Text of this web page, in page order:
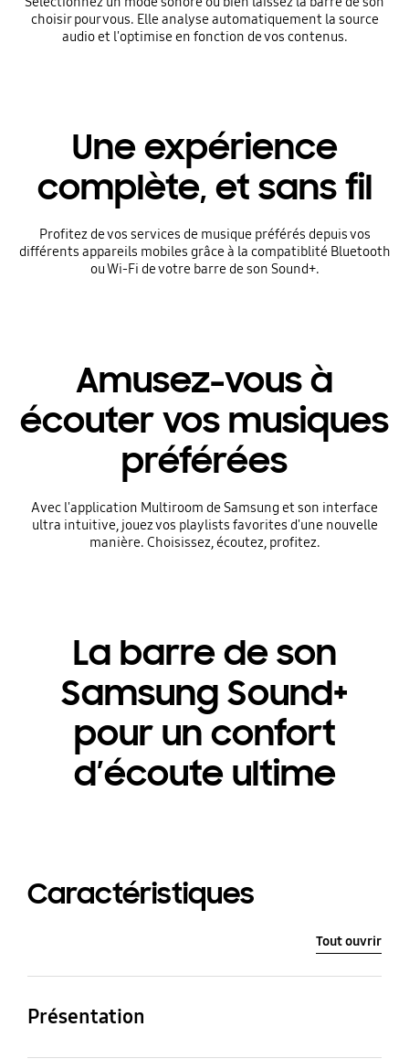
choisir pour vous. Elle analyse automatiquement la source
audio et l'optimise en fonction de vos contenus.
Une expérience
complète, et sans fil
Profitez de vos services de musique préférés depuis vos
différents appareils mobiles grâce à la compatiblité Bluetooth
ou Wi-Fi de votre barre de son Sound+.
Amusez-vous à
écouter vos musiques
préférées
Avec l'application Multiroom de Samsung et son interface
ultra intuitive, jouez vos playlists favorites d'une nouvelle
manière. Choisissez, écoutez, profitez.
La barre de son
Samsung Sound+
pour un confort
d’écoute ultime
Caractéristiques
Tout ouvrir
Présentation